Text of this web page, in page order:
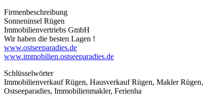
Firmenbeschreibung
Sonneninsel Rügen
Immobilienvertriebs GmbH
Wir haben die besten Lagen !
www.ostseeparadies.de
www.immobilien.ostseeparadies.de
Schlüsselwörter
Immobilienverkauf Rügen, Hausverkauf Rügen, Makler Rügen,
Ostseeparadies, Immobilienmakler, Ferienha